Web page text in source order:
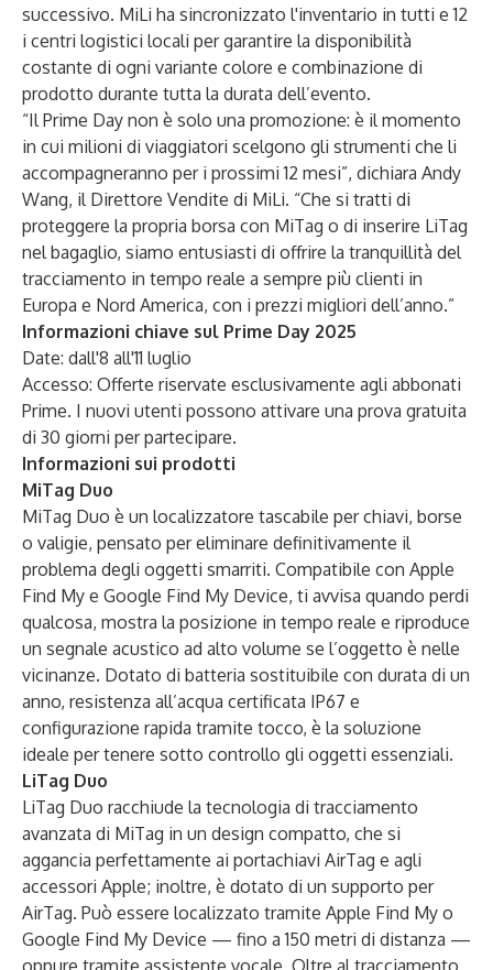
successivo. MiLi ha sincronizzato l'inventario in tutti e 12
i centri logistici locali per garantire la disponibilità
costante di ogni variante colore e combinazione di
prodotto durante tutta la durata dell’evento.
“Il Prime Day non è solo una promozione: è il momento
in cui milioni di viaggiatori scelgono gli strumenti che li
accompagneranno per i prossimi 12 mesi”, dichiara Andy
Wang, il Direttore Vendite di MiLi. “Che si tratti di
proteggere la propria borsa con MiTag o di inserire LiTag
nel bagaglio, siamo entusiasti di offrire la tranquillità del
tracciamento in tempo reale a sempre più clienti in
Europa e Nord America, con i prezzi migliori dell’anno.”
Informazioni chiave sul Prime Day 2025
Date: dall'8 all'11 luglio
Accesso: Offerte riservate esclusivamente agli abbonati
Prime. I nuovi utenti possono attivare una prova gratuita
di 30 giorni per partecipare.
Informazioni sui prodotti
MiTag Duo
MiTag Duo è un localizzatore tascabile per chiavi, borse
o valigie, pensato per eliminare definitivamente il
problema degli oggetti smarriti. Compatibile con Apple
Find My e Google Find My Device, ti avvisa quando perdi
qualcosa, mostra la posizione in tempo reale e riproduce
un segnale acustico ad alto volume se l’oggetto è nelle
vicinanze. Dotato di batteria sostituibile con durata di un
anno, resistenza all’acqua certificata IP67 e
configurazione rapida tramite tocco, è la soluzione
ideale per tenere sotto controllo gli oggetti essenziali.
LiTag Duo
LiTag Duo racchiude la tecnologia di tracciamento
avanzata di MiTag in un design compatto, che si
aggancia perfettamente ai portachiavi AirTag e agli
accessori Apple; inoltre, è dotato di un supporto per
AirTag. Può essere localizzato tramite Apple Find My o
Google Find My Device — fino a 150 metri di distanza —
oppure tramite assistente vocale. Oltre al tracciamento